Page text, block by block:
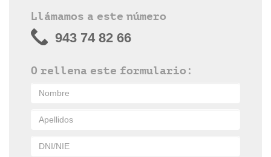
Llámamos a este número
943 74 82 66
O rellena este formulario: